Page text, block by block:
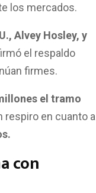
los mercados.
Alvey Hosley, y
el respaldo
firmes.
el tramo
respiro en cuanto a
con